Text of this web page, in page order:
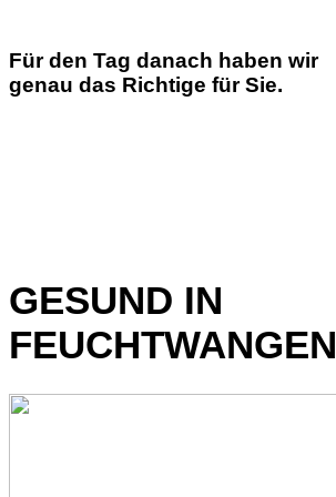
Für den Tag danach haben wir
genau das Richtige für Sie.
GESUND IN
FEUCHTWANGEN